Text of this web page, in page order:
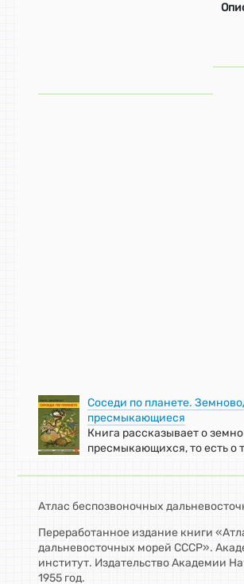
Соседи по планете.
пресмыкающиеся
Книга рассказывает о
пресмыкающихся, то есть о
Атлас беспозвоночных
Переработанное издание книги
дальневосточных морей СССР».
институт. Издательство Академии
1955 год.